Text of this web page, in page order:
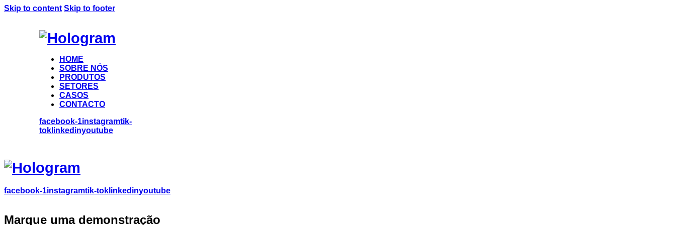
Skip to content Skip to footer
HOME
SOBRE NÓS
PRODUTOS
SETORES
CASOS
CONTACTO
facebook-1instagramtik-
tok linkedinyoutube
facebook-1instagramtik-tok linkedinyoutube
Marque uma demonstração